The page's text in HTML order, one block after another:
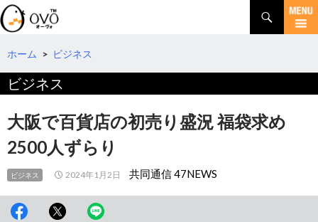
検
索
コ
テ
へ
動
ホーム > ビジネス
ビジネス
大阪で百貨店の初売り盛況 福袋求め
2500人ずらり
ビジネス 2024年1月2日 共同通信 47NEWS